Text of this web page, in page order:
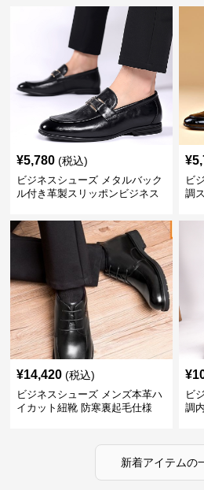
¥5,780 (税込)
ビジネスシューズ メタルバック
ル付き革製スリッポンビジネス
¥
ビ
調
¥14,420 (税込)
ビジネスシューズ メンズ本革ハ
イカット紐靴 防寒裏起毛仕様
¥
ビ
調
新着アイテムの